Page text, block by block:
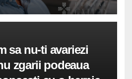
sa nu-ti avariezi
zgarii podeaua